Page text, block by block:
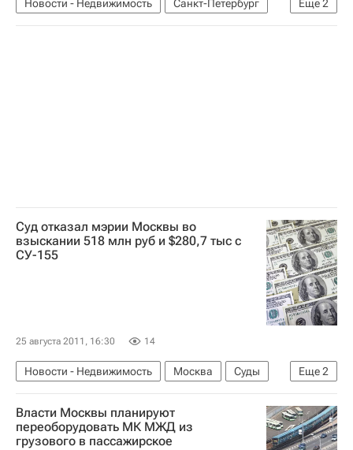
Еще2
Новости - Недвижимость
Санкт-Петербург
Инфраструктура
Россия
Суд отказал мэрии Москвы во
взыскании 518 млн руб и $280,7 тыс с
СУ-155
25 августа 2011, 16:30 14
Еще2
Новости - Недвижимость Москва
Суды
СУ-155
Россия
Власти Москвы планируют
переоборудовать МК МЖД из
грузового в пассажирское